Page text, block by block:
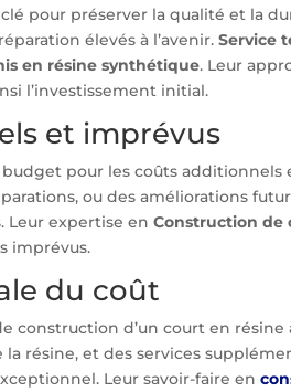
pour préserver la qualité et la
élevés à l’avenir.Service
en résine synthétique. Leur
l’investissement initial.
et imprévus
pour les coûts additionnels
ou des améliorations
Leur expertise enConstruction de
imprévus.
du coût
construction d’un court en
résine, et des services
Leur savoir-faire en